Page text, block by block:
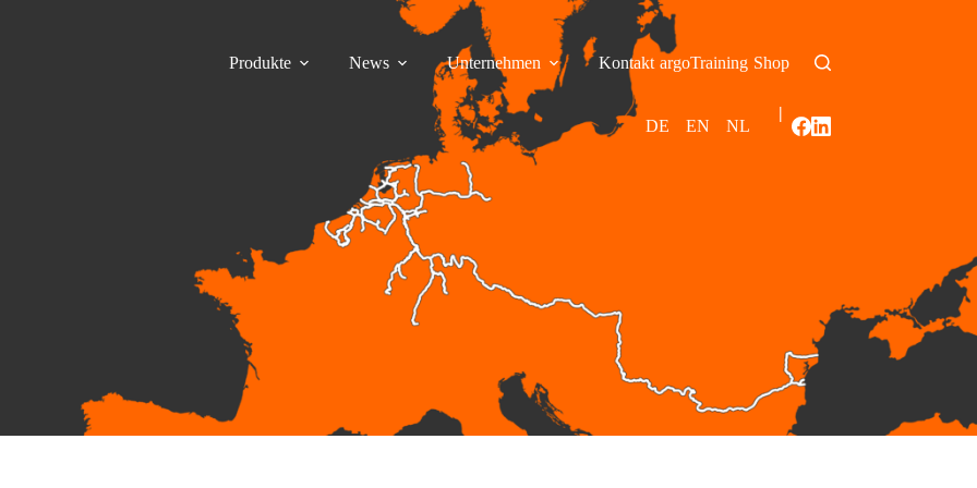
Produkte News Unternehmen Kontakt argoTraining Shop
DE EN NL
|